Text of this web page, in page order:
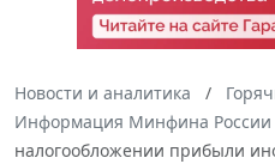
Новости и аналитика
Информация Минфина России
налогообложении прибыли